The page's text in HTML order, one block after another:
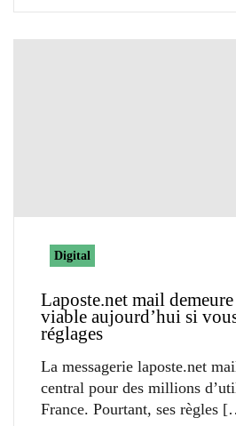
Digital
Laposte.net mail
viable aujourd’hui si
réglages
La messagerie laposte.net
central pour des millions
France. Pourtant, ses règles